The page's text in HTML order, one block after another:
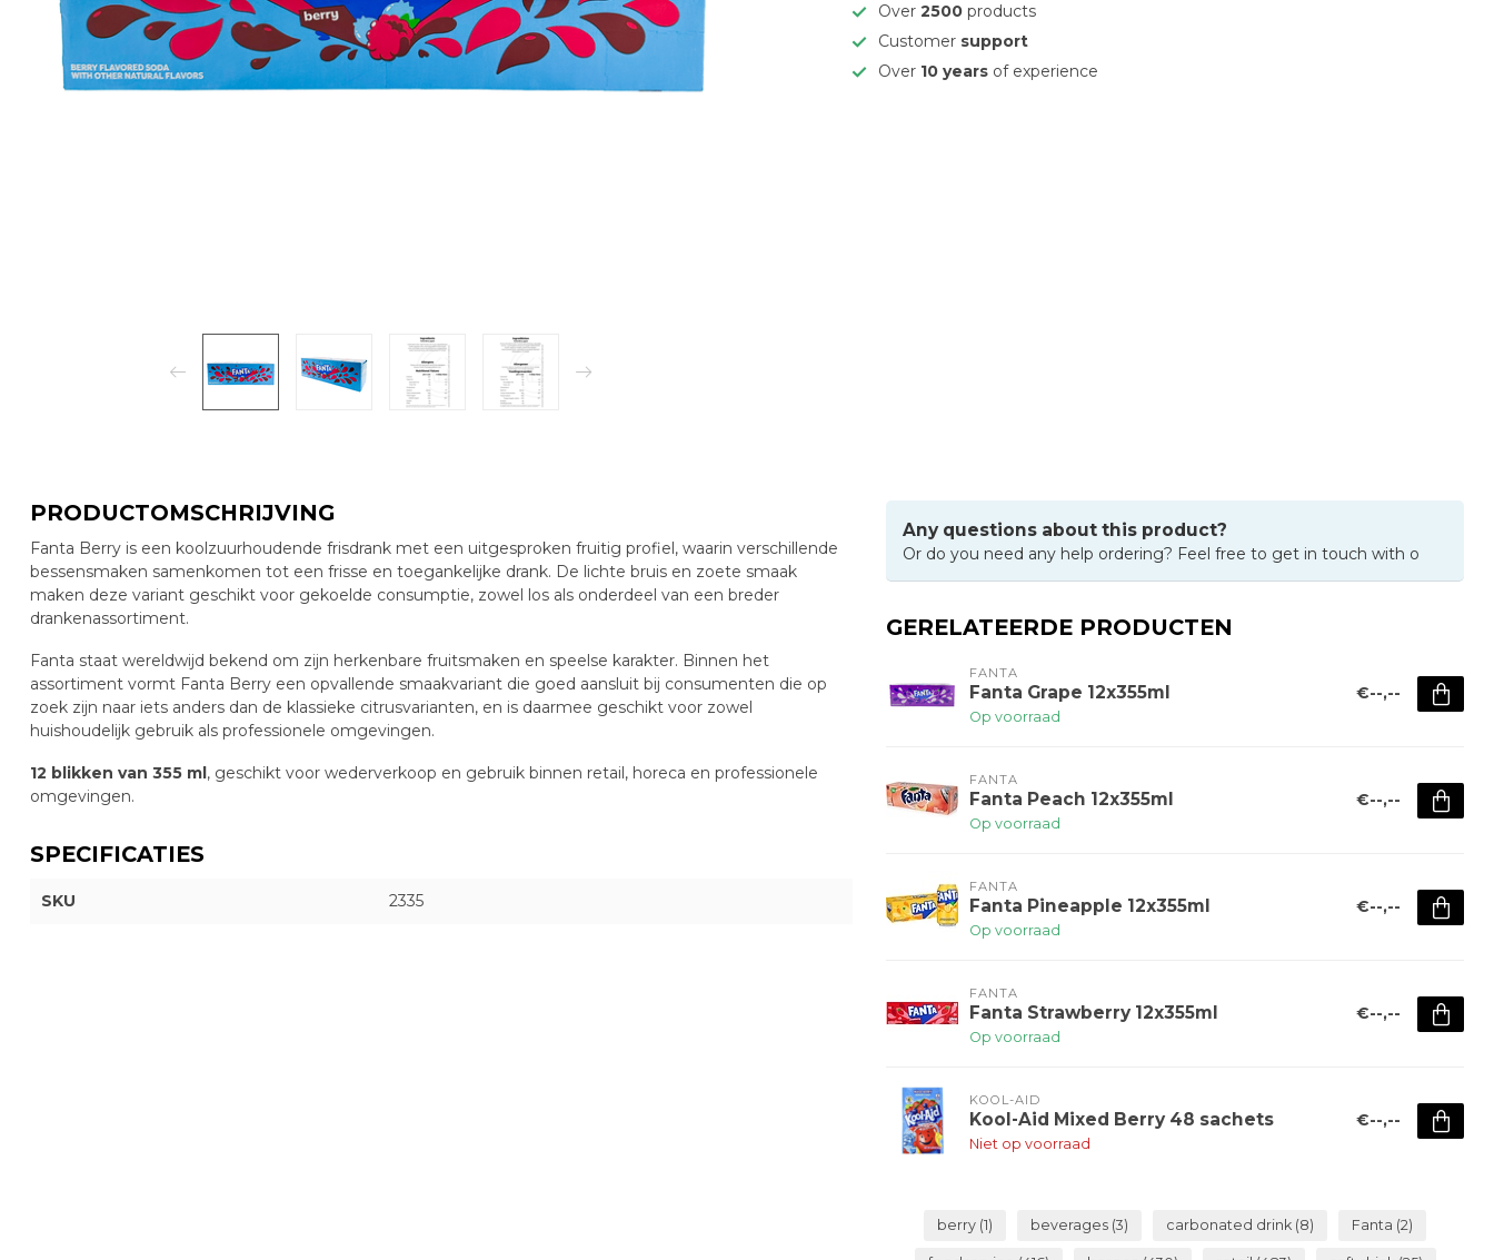
Over2500products
Customer support
Over 10 years of experience
PRODUCTOMSCHRIJVING
Fanta Berry is een koolzuurhoudende frisdrank met een uitgesproken fruitig profiel, waarin verschillende
bessensmaken samenkomen tot een frisse en toegankelijke drank. De lichte bruis en zoete smaak
maken deze variant geschikt voor gekoelde consumptie, zowel los als onderdeel van een breder
drankenassortiment.
Fanta staat wereldwijd bekend om zijn herkenbare fruitsmaken en speelse karakter. Binnen het
assortiment vormt Fanta Berry een opvallende smaakvariant die goed aansluit bij consumenten die op
zoek zijn naar iets anders dan de klassieke citrusvarianten, en is daarmee geschikt voor zowel
huishoudelijk gebruik als professionele omgevingen.
12 blikken van 355 ml, geschikt voor wederverkoop en gebruik binnen retail, horeca en professionele
omgevingen.
SPECIFICATIES
SKU 2335
Any questions about this product?
Or do you need any help ordering? Feel free to get in touch with o
GERELATEERDE PRODUCTEN
FANTA
Fanta Grape 12x355ml
Op voorraad
€--,--
FANTA
Fanta Peach 12x355ml
Op voorraad
€--,--
FANTA
Fanta Pineapple 12x355ml
Op voorraad
€--,--
FANTA
Fanta Strawberry 12x355ml
Op voorraad
€--,--
KOOL-AID
Kool-Aid Mixed Berry 48 sachets
Niet op voorraad
€--,--
berry (1) beverages (3) carbonated drink (8) Fanta (2)